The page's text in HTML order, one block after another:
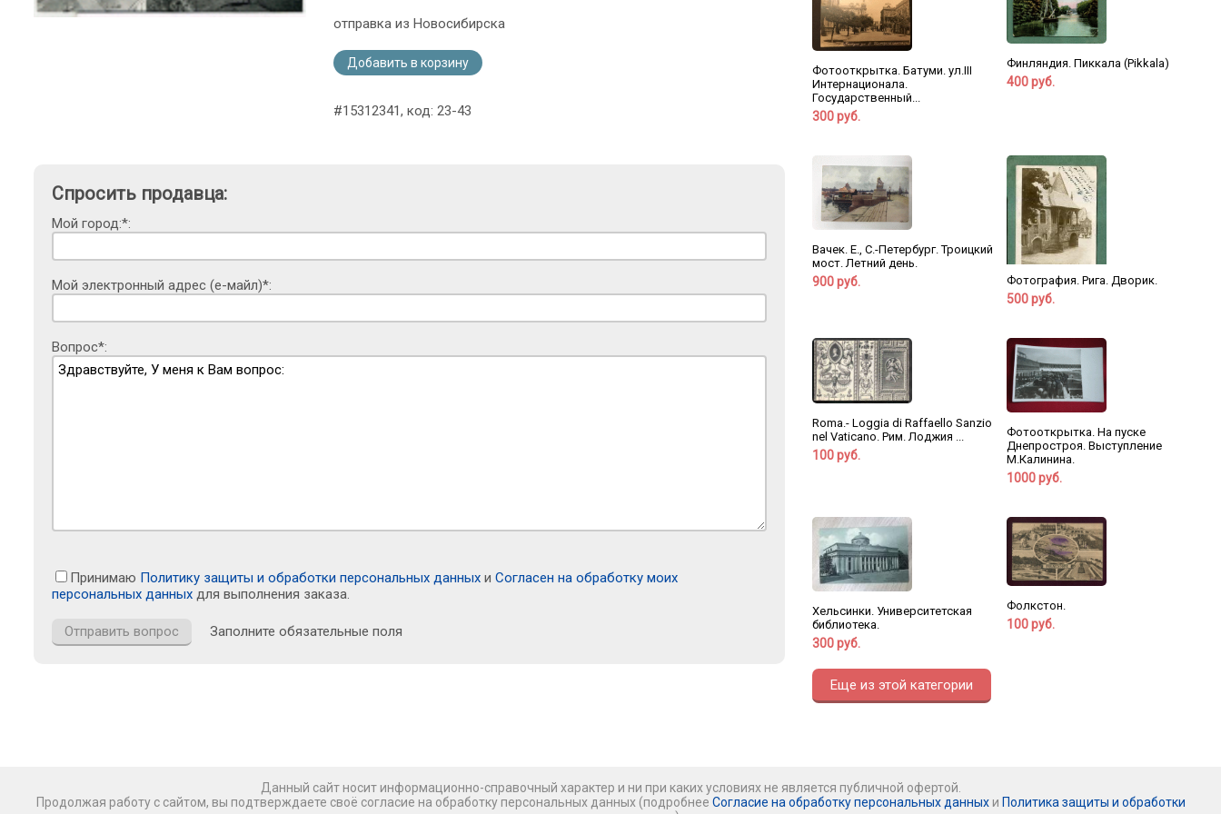
отправка из Новосибирска
Добавить в корзину
#15312341, код: 23-43
Спросить продавца:
Мой город:*:
Мой электронный адрес (е-майл)*:
Вопрос*:
Принимаю Политику защиты и обработки персональных данных и Согласен на обработку моих
персональных данных для выполнения заказа.
Заполните обязательные поля
Фотооткрытка. Батуми. ул.III
Интернационала.
Государственный...
300 руб.
Финляндия. Пиккала (Pikkala)
400 руб.
Вачек. Е., С.-Петербург. Троицкий
мост. Летний день.
900 руб. Фотография. Рига. Дворик.
500 руб.
Roma.- Loggia di Raffaello Sanzio
nel Vaticano. Рим. Лоджия ...
100 руб.
Фотооткрытка. На пуске
Днепростроя. Выступление
М.Калинина.
1000 руб.
Хельсинки. Университетская
библиотека.
300 руб.
Фолкстон.
100 руб.
Еще из этой категории
Данный сайт носит информационно-справочный характер и ни при каких условиях не является публичной офертой.
Продолжая работу с сайтом, вы подтверждаете своё согласие на обработку персональных данных (подробнее Согласие на обработку персональных данныхи Политика защиты и обработки